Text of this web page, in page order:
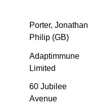
Porter, Jonathan
Philip (GB)
Adaptimmune
Limited
60 Jubilee
Avenue